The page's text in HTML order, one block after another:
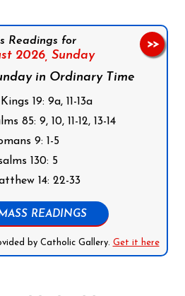
Readings for
2026, Sunday
in Ordinary Time
19: 9a, 11-13a
85: 9, 10, 11-12, 13-14
9: 1-5
130: 5
14: 22-33
READINGS
by Catholic Gallery. Get it here
>>